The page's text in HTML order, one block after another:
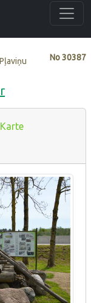
No30387
Karte